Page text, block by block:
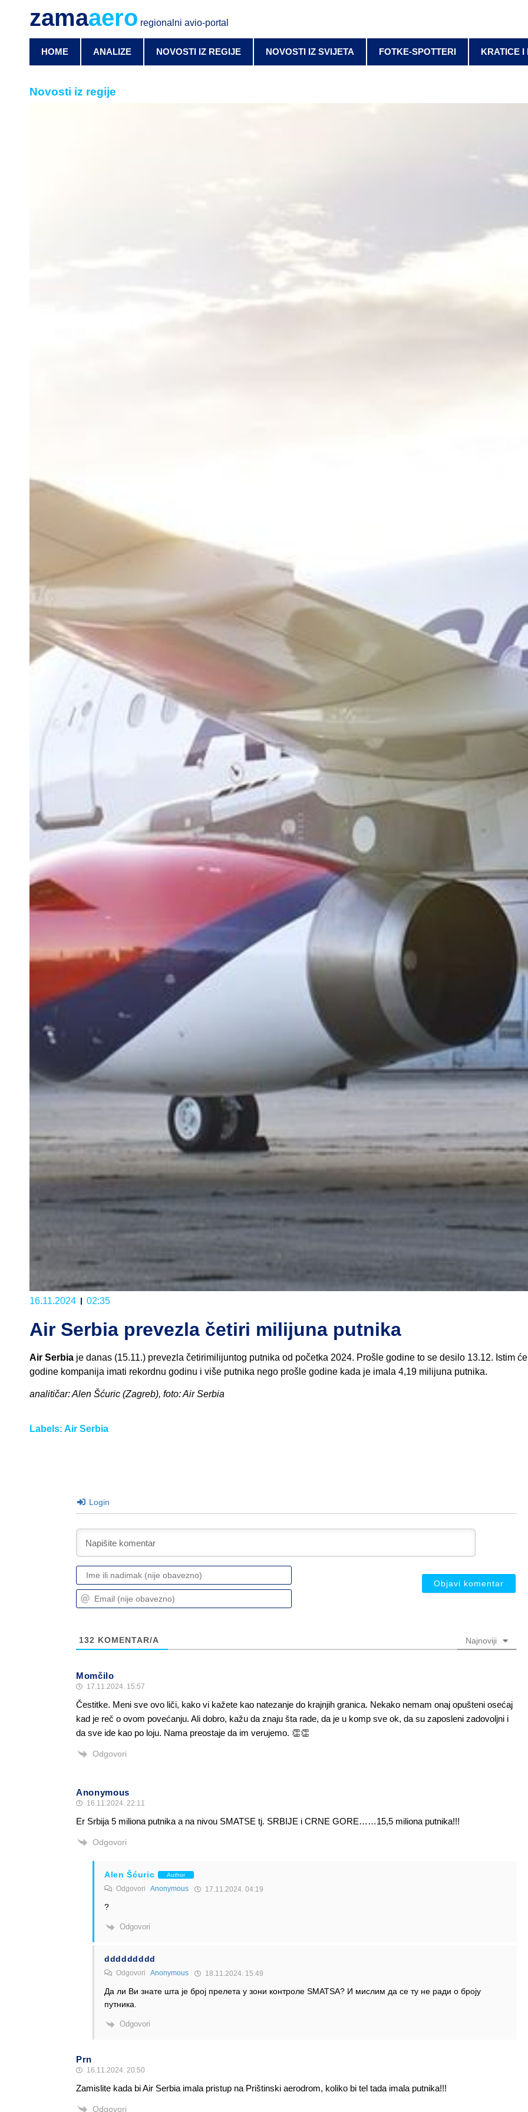
zamaaero regionalni avio-portal
HOME ANALIZE NOVOSTI IZ REGIJE NOVOSTI IZ SVIJETA FOTKE-SPOTTERI KRATICE I
Novosti iz regije
16.11.2024 02:35
Air Serbia prevezla četiri milijuna putnika
Air Serbia je danas (15.11.) prevezla četirimilijuntog putnika od početka 2024. Prošle godine to se desilo 13.12. Istim
godine kompanija imati rekordnu godinu i više putnika nego prošle godine kada je imala 4,19 milijuna putnika.
analitičar: Alen Šćuric (Zagreb), foto: Air Serbia
Labels: Air Serbia
Login
Ime
ili
nadimak
Email
(nije
132 KOMENTAR/A Najnoviji
Momčilo
17.11.2024. 15:57
Čestitke. Meni sve ovo liči, kako vi kažete kao natezanje do krajnjih granica. Nekako nemam onaj opušteni osećaj
kad je reč o ovom povećanju. Ali dobro, kažu da znaju šta rade, da je u komp sve ok, da su zaposleni zadovoljni i
da sve ide kao po loju. Nama preostaje da im verujemo. 👏👏
Odgovori
Anonymous
16.11.2024. 22:11
Er Srbija 5 miliona putnika a na nivou SMATSE tj. SRBIJE i CRNE GORE……15,5 miliona putnika!!!
Odgovori
Alen Šćuric Author
Odgovori Anonymous 17.11.2024. 04:19
?
Odgovori
ddddddddd
Odgovori Anonymous 18.11.2024. 15:49
Да ли Ви знате шта је број прелета у зони контроле SMATSA? И мислим да се ту не ради о броју
путника.
Odgovori
Prn
16.11.2024. 20:50
Zamislite kada bi Air Serbia imala pristup na Prištinski aerodrom, koliko bi tel tada imala putnika!!!
Odgovori